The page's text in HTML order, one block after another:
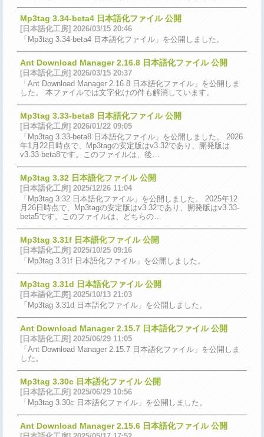
Mp3tag 3.34-beta4 日本語化ファイル 公開
[日本語化工房] 2026/03/15 20:46
「Mp3tag 3.34-beta4 日本語化ファイル」を公開しました。
Ant Download Manager 2.16.8 日本語化ファイル 公開
[日本語化工房] 2026/03/15 20:37
「Ant Download Manager 2.16.8 日本語化ファイル」を公開しま
した。 本ファイルでは文字化けの件も解消しています。
Mp3tag 3.33-beta8 日本語化ファイル 公開
[日本語化工房] 2026/01/22 09:05
「Mp3tag 3.33-beta8 日本語化ファイル」を公開しました。 2026
年1月22日時点で、Mp3tagの安定版はv3.32であり、開発版は
v3.33-beta8です。このファイルは、後…
Mp3tag 3.32 日本語化ファイル 公開
[日本語化工房] 2025/12/26 11:04
「Mp3tag 3.32 日本語化ファイル」を公開しました。 2025年12
月26日時点で、Mp3tagの安定版はv3.32であり、開発版はv3.33-
beta5です。このファイルは、どちらの…
Mp3tag 3.31f 日本語化ファイル 公開
[日本語化工房] 2025/10/25 09:16
「Mp3tag 3.31f 日本語化ファイル」を公開しました。
Mp3tag 3.31d 日本語化ファイル 公開
[日本語化工房] 2025/10/13 21:03
「Mp3tag 3.31d 日本語化ファイル」を公開しました。
Ant Download Manager 2.15.7 日本語化ファイル 公開
[日本語化工房] 2025/06/29 11:05
「Ant Download Manager 2.15.7 日本語化ファイル」を公開しま
した。
Mp3tag 3.30c 日本語化ファイル 公開
[日本語化工房] 2025/06/29 10:56
「Mp3tag 3.30c 日本語化ファイル」を公開しました。
Ant Download Manager 2.15.6 日本語化ファイル 公開